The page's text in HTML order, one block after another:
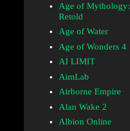
Age of Mythology:
Retold
Age of Water
Age of Wonders 4
AI LIMIT
AimLab
Airborne Empire
Alan Wake 2
Albion Online